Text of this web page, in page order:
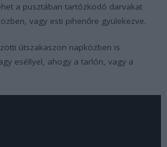
a pusztában tartózkodó darvakat
vagy esti pihenőre gyülekezve.
útszakaszon napközben is
eséllyel, ahogy a tarlón, vagy a